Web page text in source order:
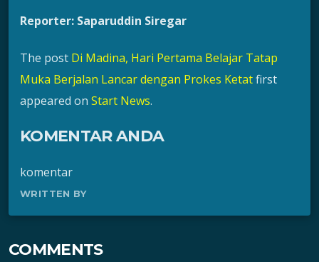
Reporter: Saparuddin Siregar
The post Di Madina, Hari Pertama Belajar Tatap
Muka Berjalan Lancar dengan Prokes Ketatfirst
appeared on Start News.
KOMENTAR ANDA
komentar
WRITTEN BY
COMMENTS